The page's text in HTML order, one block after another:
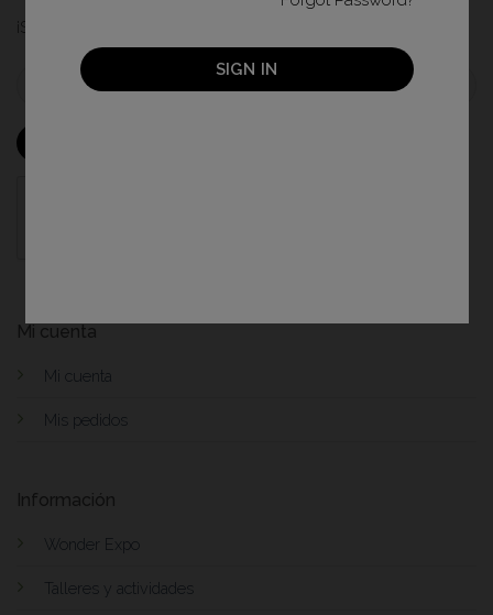
Mi cuenta
Mi cuenta
Mis pedidos
Información
Wonder Expo
Talleres y actividades
SIGN IN